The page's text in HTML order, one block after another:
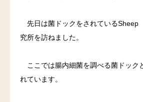
先日は菌ドックをされている
究所を訪ねました。
ここでは腸内細菌を調べる菌ドック
れています。